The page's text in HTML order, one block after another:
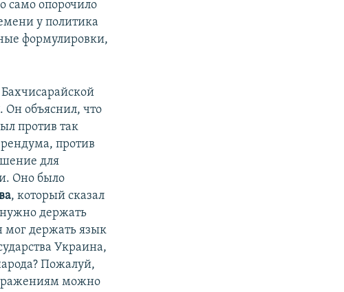
само опорочило
у политика
формулировки,
. Он объяснил, что
против так
против
для
Оно было
, который сказал
нужно держать
мог держать язык
Украина,
Пожалуй,
можно